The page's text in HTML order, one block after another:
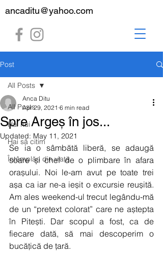
ancaditu@yahoo.com
Post
All Posts
Hai hui
Hai să citim
Întâmplări din viață
All Posts
Spre Argeș în jos...
Anca Ditu
Apr 29, 2021 6 min read
Updated: May 11, 2021
Se ia o sâmbătă liberă, se adaugă
soare și chef de o plimbare în afara
orașului. Noi le-am avut pe toate trei
așa ca iar ne-a ieșit o excursie reușită.
Am ales weekend-ul trecut legându-mă
de un “pretext colorat” care ne aștepta
în Pitești. Dar scopul a fost, ca de
fiecare dată, să mai descoperim o
bucățică de țară.